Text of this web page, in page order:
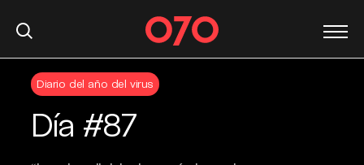
Diario del año del virus
Día #87